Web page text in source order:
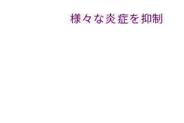
な炎症を抑制